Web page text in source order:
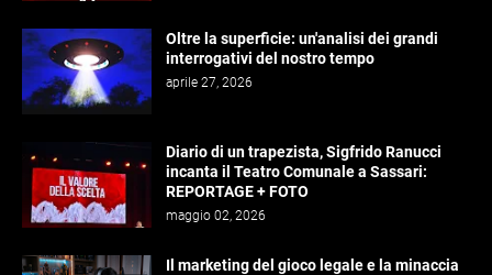
Oltre la superficie: un'analisi dei grandi
interrogativi del nostro tempo
aprile 27, 2026
Diario di un trapezista, Sigfrido Ranucci
incanta il Teatro Comunale a Sassari:
REPORTAGE + FOTO
maggio 02, 2026
Il marketing del gioco legale e la minaccia